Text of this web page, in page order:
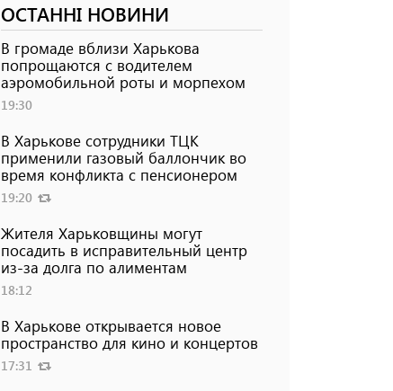
ОСТАННІ НОВИНИ
В громаде вблизи Харькова
попрощаются с водителем
аэромобильной роты и морпехом
19:30
В Харькове сотрудники ТЦК
применили газовый баллончик во
время конфликта с пенсионером
19:20
Жителя Харьковщины могут
посадить в исправительный центр
из-за долга по алиментам
18:12
В Харькове открывается новое
пространство для кино и концертов
17:31